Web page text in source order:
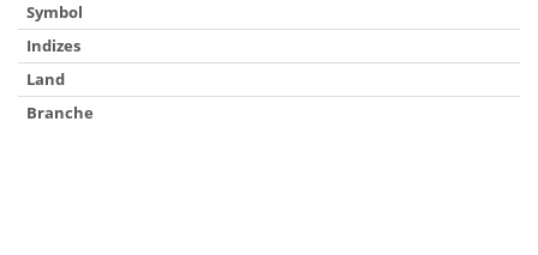
Symbol
Indizes
Land
Branche